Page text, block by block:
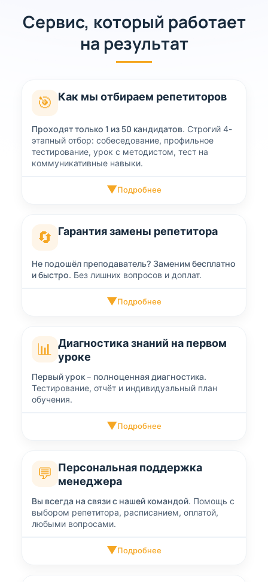
Сервис, который работает
на результат
🎯 Как мы отбираем репетиторов
Проходят только 1 из 50 кандидатов. Строгий 4-
этапный отбор: собеседование, профильное
тестирование, урок с методистом, тест на
коммуникативные навыки.
▼Подробнее
🔄 Гарантия замены репетитора
Не подошёл преподаватель? Заменим бесплатно
и быстро. Без лишних вопросов и доплат.
▼Подробнее
📊
Диагностика знаний на первом
уроке
Первый урок – полноценная диагностика.
Тестирование, отчёт и индивидуальный план
обучения.
▼Подробнее
💬
Персональная поддержка
менеджера
Вы всегда на связи с нашей командой. Помощь с
выбором репетитора, расписанием, оплатой,
любыми вопросами.
▼Подробнее